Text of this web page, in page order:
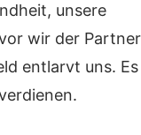
unsere
wir der
entlarvt uns.